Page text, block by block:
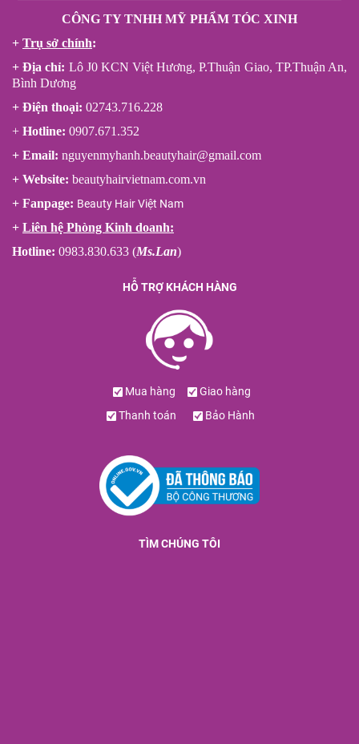
CÔNG TY TNHH MỸ PHẨM TÓC XINH
+ Trụ sở chính:
+ Địa chỉ: Lô J0 KCN Việt Hương, P.Thuận Giao, TP.Thuận An,
Bình Dương
+ Điện thoại: 02743.716.228
+ Hotline: 0907.671.352
+ Email: nguyenmyhanh.beautyhair@gmail.com
+ Website: beautyhairvietnam.com.vn
+ Fanpage: Beauty Hair Việt Nam
+ Liên hệ Phòng Kinh doanh:
Hotline: 0983.830.633 (Ms.Lan)
HỖ TRỢ KHÁCH HÀNG
Mua hàng
Giao hàng
Thanh toán
Bảo Hành
TÌM CHÚNG TÔI